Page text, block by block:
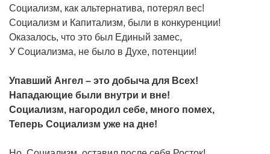
Социализм, как альтернатива, потерял вес!
Социализм и Капитализм, были в конкуренции!
Оказалось, что это был Единый замес,
У Социализма, не было в Духе, потенции!
Упавший Ангел – это добыча для Всех!
Нападающие были внутри и вне!
Социализм, нагородил себе, много помех,
Теперь Социализм уже на дне!